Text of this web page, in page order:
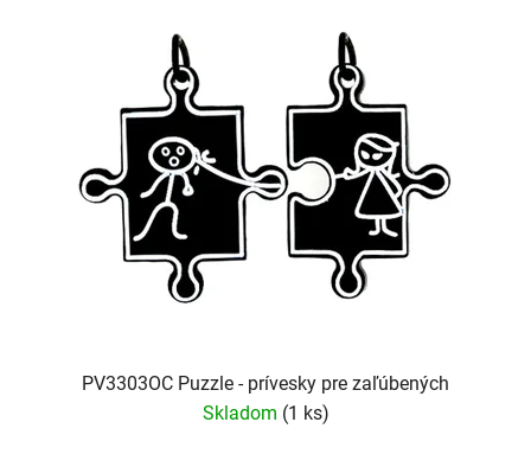
PV3303OC Puzzle - prívesky pre zaľúbených
Skladom (1 ks)